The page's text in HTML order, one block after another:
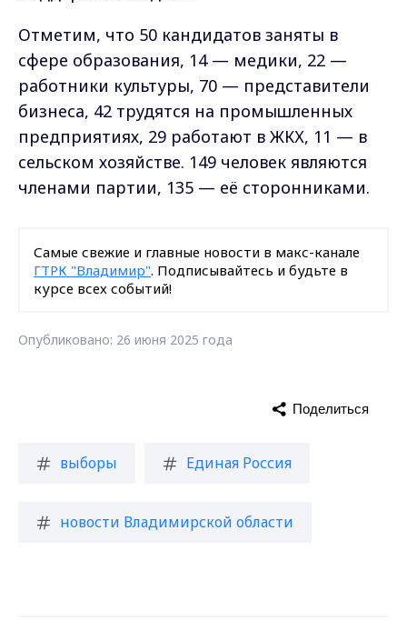
Отметим, что 50 кандидатов заняты в
сфере образования, 14 — медики, 22 —
работники культуры, 70 — представители
бизнеса, 42 трудятся на промышленных
предприятиях, 29 работают в ЖКХ, 11 — в
сельском хозяйстве. 149 человек являются
членами партии, 135 — её сторонниками.
Самые свежие и главные новости в макс-канале
ГТРК "Владимир". Подписывайтесь и будьте в
курсе всех событий!
Опубликовано: 26 июня 2025 года
выборы Единая Россия
новости Владимирской области
Поделиться